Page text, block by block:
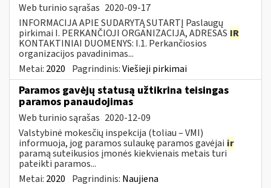
Web turinio sąrašas 2020-09-17
INFORMACIJA APIE SUDARYTĄ SUTARTĮ Paslaugų
pirkimai I. PERKANČIOJI ORGANIZACIJA, ADRESAS IR
KONTAKTINIAI DUOMENYS: I.1. Perkančiosios
organizacijos pavadinimas...
Metai: 2020 Pagrindinis:Viešieji pirkimai
Paramos gavėjų statusą užtikrina teisingas
paramos panaudojimas
Web turinio sąrašas 2020-12-09
Valstybinė mokesčių inspekcija (toliau – VMI)
informuoja, jog paramos sulaukę paramos gavėjai ir
paramą suteikusios įmonės kiekvienais metais turi
pateikti paramos...
Metai: 2020 Pagrindinis: Naujiena